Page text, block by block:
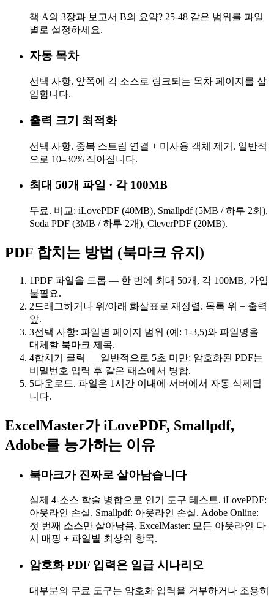
책 A의 3장과 보고서 B의 요약? 25-48 같은 범위를 파일
별로 설정하세요.
자동 목차
선택 사항. 앞쪽에 각 소스로 링크되는 목차 페이지를 삽
입합니다.
출력 크기 최적화
선택 사항. 중복 스트림 연결 + 미사용 객체 제거. 일반적
으로 10–30% 작아집니다.
최대 50개 파일 · 각 100MB
무료. 비교: iLovePDF (40MB), Smallpdf (5MB / 하루 2회),
Soda PDF (3MB / 하루 2개), CleverPDF (20MB).
PDF 합치는 방법 (북마크 유지)
1PDF 파일을 드롭 — 한 번에 최대 50개, 각 100MB, 가입
불필요.
2드래그하거나 위/아래 화살표로 재정렬. 목록 위 = 출력
앞.
3선택 사항: 파일별 페이지 범위 (예: 1-3,5)와 파일명을
대체할 북마크 제목.
4합치기 클릭 — 일반적으로 5초 미만; 암호화된 PDF는
비밀번호 입력 후 같은 패스에서 병합.
5다운로드. 파일은 1시간 이내에 서버에서 자동 삭제됩
니다.
ExcelMaster가 iLovePDF, Smallpdf,
Adobe를 능가하는 이유
북마크가 진짜로 살아남습니다
실제 4-소스 학술 병합으로 인기 도구 테스트. iLovePDF:
아웃라인 손실. Smallpdf: 아웃라인 손실. Adobe Online:
첫 번째 소스만 살아남음. ExcelMaster: 모든 아웃라인 다
시 매핑 + 파일별 최상위 항목.
암호화 PDF 입력은 일급 시나리오
대부분의 무료 도구는 암호화 입력을 거부하거나 조용히